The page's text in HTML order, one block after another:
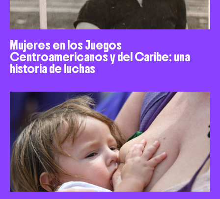
Mujeres en los Juegos
Centroamericanos y del Caribe: una
historia de luchas